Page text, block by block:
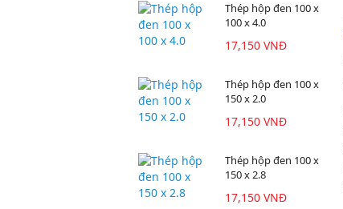
Thép hộp đen 100 x
100 x 4.0
17,150 VNĐ
Thép hộp đen 100 x
150 x 2.0
17,150 VNĐ
Thép hộp đen 100 x
150 x 2.8
17,150 VNĐ